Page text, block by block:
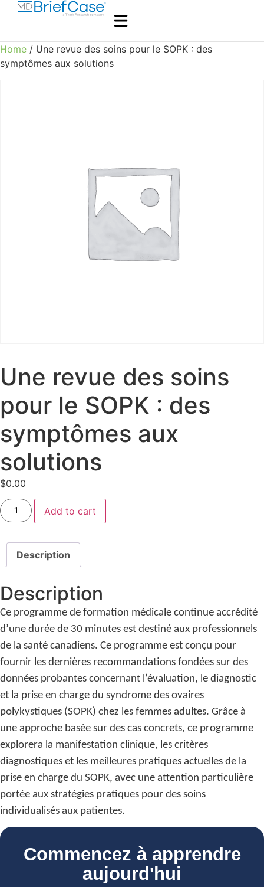
Home / Une revue des soins pour le SOPK : des
symptômes aux solutions
Une revue des soins
pour le SOPK : des
symptômes aux
solutions
$0.00
Add to cart
Description
Description
Ce programme de formation médicale continue accrédité
d’une durée de 30 minutes est destiné aux professionnels
de la santé canadiens. Ce programme est conçu pour
fournir les dernières recommandations fondées sur des
données probantes concernant l’évaluation, le diagnostic
et la prise en charge du syndrome des ovaires
polykystiques (SOPK) chez les femmes adultes. Grâce à
une approche basée sur des cas concrets, ce programme
explorera la manifestation clinique, les critères
diagnostiques et les meilleures pratiques actuelles de la
prise en charge du SOPK, avec une attention particulière
portée aux stratégies pratiques pour des soins
individualisés aux patientes.
Commencez à apprendre
aujourd'hui